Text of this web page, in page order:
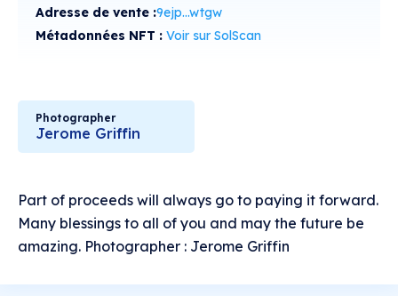
Adresse de vente :9ejp...wtgw
Métadonnées NFT : Voir sur SolScan
Photographer
Jerome Griffin
Part of proceeds will always go to paying it forward.
Many blessings to all of you and may the future be
amazing. Photographer : Jerome Griffin